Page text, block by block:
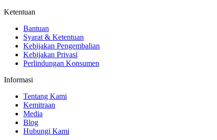
Ketentuan
Bantuan
Syarat & Ketentuan
Kebijakan Pengembalian
Kebijakan Privasi
Perlindungan Konsumen
Informasi
Tentang Kami
Kemitraan
Media
Blog
Hubungi Kami